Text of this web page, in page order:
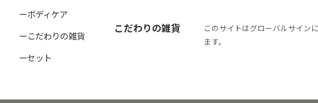
ーボディケア
ーこだわりの雑貨
ーセット
こだわりの雑貨
このサイトはグローバルサイン
ます。